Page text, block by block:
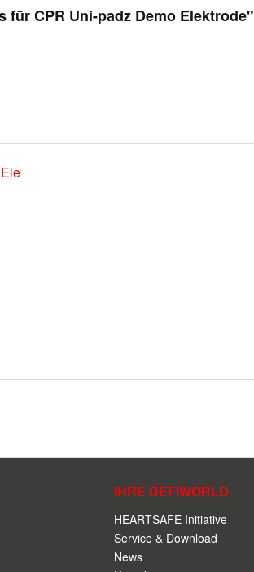
CPR Uni-padz Demo Elektrode"
IHRE DEFIWORLD
HEARTSAFE Initiative
Service & Download
News